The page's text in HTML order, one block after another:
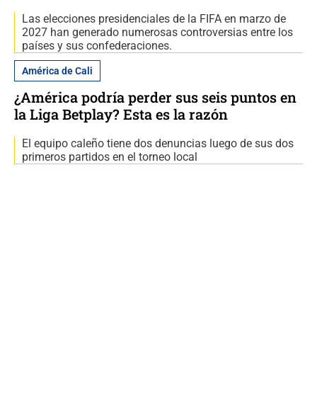
Las elecciones presidenciales de la FIFA en marzo de
2027 han generado numerosas controversias entre los
países y sus confederaciones.
América de Cali
¿América podría perder sus seis puntos en
la Liga Betplay? Esta es la razón
El equipo caleño tiene dos denuncias luego de sus dos
primeros partidos en el torneo local